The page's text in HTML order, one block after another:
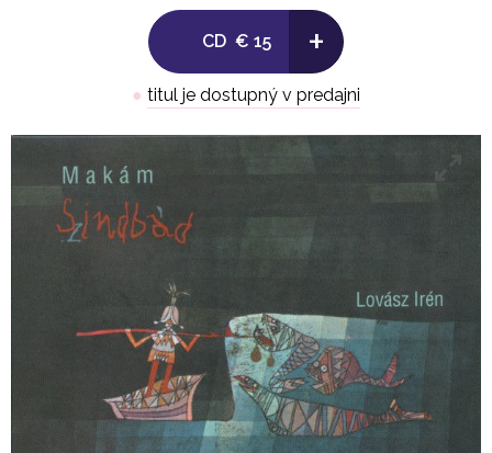
CD € 15 +
● titul je dostupný v predajni